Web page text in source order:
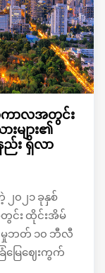
ာ်ကာလအတွင်း
းများ၏
း ရှိလာ
၂၀၂၁ ခုနှစ်
တွင်း ထိုင်းအိမ်
ဆိုင်မှုဘတ် ၁၀ ဘီလီ
ြေဈေးကွက်